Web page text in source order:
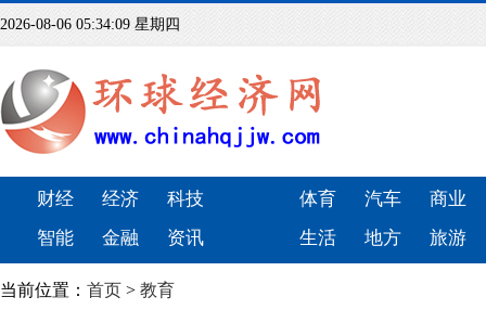
2026-08-06 05:34:10 星期四
财经 经济
科技
智能
金融 资讯
体育 汽车
商业
生活
地方 旅游
当前位置： 首页 > 教育